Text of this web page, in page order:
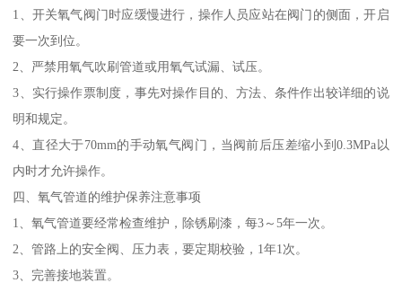
1、开关氧气阀门时应缓慢进行，操作人员应站在阀门的侧面，开启
要一次到位。
2、严禁用氧气吹刷管道或用氧气试漏、试压。
3、实行操作票制度，事先对操作目的、方法、条件作出较详细的说
明和规定。
4、直径大于70mm的手动氧气阀门，当阀前后压差缩小到0.3MPa以
内时才允许操作。
四、氧气管道的维护保养注意事项
1、氧气管道要经常检查维护，除锈刷漆，每3～5年一次。
2、管路上的安全阀、压力表，要定期校验，1年1次。
3、完善接地装置。